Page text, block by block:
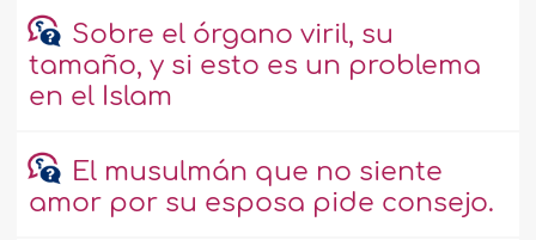
Sobre el órgano viril, su
tamaño, y si esto es un problema
en el Islam
El musulmán que no siente
amor por su esposa pide consejo.